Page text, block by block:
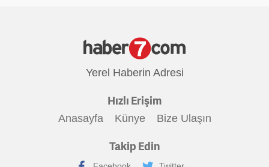
Yerel Haberin Adresi
Hızlı Erişim
Anasayfa Künye Bize Ulaşın
Takip Edin